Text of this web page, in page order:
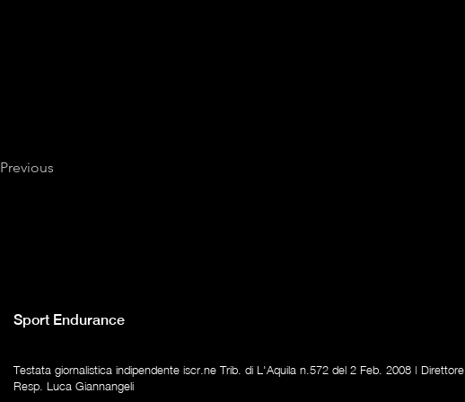
Previous
Sport Endurance
Testata giornalistica indipendente iscr.ne Trib. di L'Aquila n.572 del 2 Feb. 2008 | Direttore
Resp. Luca Giannangeli